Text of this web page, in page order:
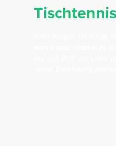
Tischtennis